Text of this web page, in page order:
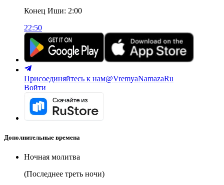
Конец Иши: 2:00
22:50
Присоединяйтесь к нам@VremyaNamazaRu
Войти
Дополнительные времена
Ночная молитва
(Последнее треть ночи)